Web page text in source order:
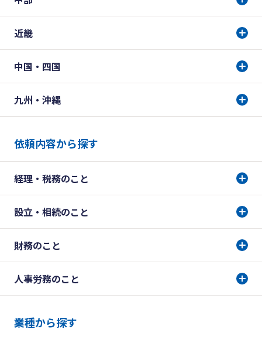
近畿
中国・四国
九州・沖縄
依頼内容から探す
経理・税務のこと
設立・相続のこと
財務のこと
人事労務のこと
業種から探す